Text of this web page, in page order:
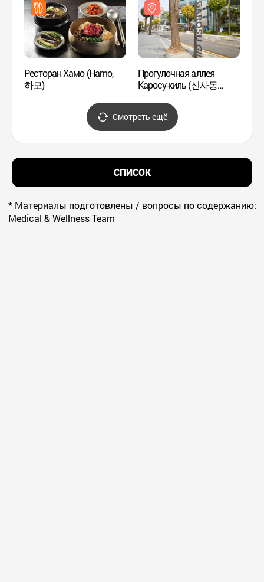
Ресторан Хамо (Hamo,
하모)
Прогулочная аллея
Каросу-киль (신사동
Смотреть ещё
СПИСОК
* Материалы подготовлены / вопросы по содержанию:
Medical & Wellness Team